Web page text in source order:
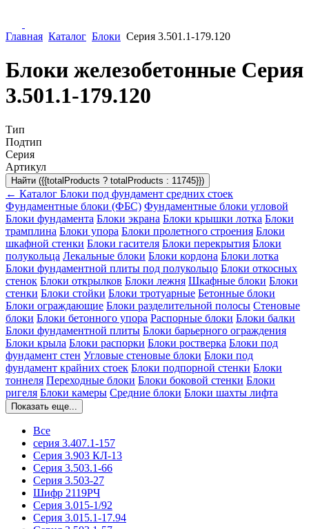
Главная Каталог Блоки Серия 3.501.1-179.120
Блоки железобетонные Серия
3.501.1-179.120
Тип
Подтип
Серия
Артикул
Найти ({{totalProducts ? totalProducts : 11745}})
← Каталог Блоки под фундамент средних стоек
Фундаментные блоки (ФБС) Фундаментные блоки угловой
Блоки фундамента Блоки экрана Блоки крышки лотка Блоки
трамплина Блоки упора Блоки пролетного строения Блоки
шкафной стенки Блоки гасителя Блоки перекрытия Блоки
полукольца Лекальные блоки Блоки кордона Блоки лотка
Блоки фундаментной плиты под полукольцо Блоки откосных
стенок Блоки открылков Блоки лежня Шкафные блоки Блоки
стенки Блоки стойки Блоки тротуарные Бетонные блоки
Блоки ограждающие Блоки разделительной полосы Стеновые
блоки Блоки бетонного упора Распорные блоки Блоки балки
Блоки фундаментной плиты Блоки барьерного ограждения
Блоки крыла Блоки распорки Блоки ростверка Блоки под
фундамент стен Угловые стеновые блоки Блоки под
фундамент крайних стоек Блоки подпорной стенки Блоки
тоннеля Переходные блоки Блоки боковой стенки Блоки
ригеля Блоки камеры Средние блоки Блоки шахты лифта
Показать еще...
Все
серия 3.407.1-157
Серия 3.903 КЛ-13
Серия 3.503.1-66
Серия 3.503-27
Шифр 2119РЧ
Серия 3.015-1/92
Серия 3.015.1-17.94